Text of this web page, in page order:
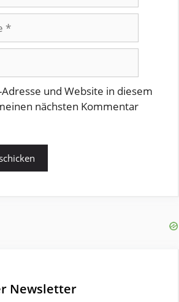
Adresse und Website in diesem
nächsten Kommentar
Newsletter